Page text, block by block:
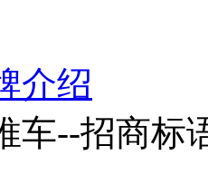
介绍
车--招商标